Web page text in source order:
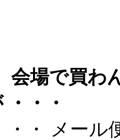
会場で買わ
・・
・・ メール